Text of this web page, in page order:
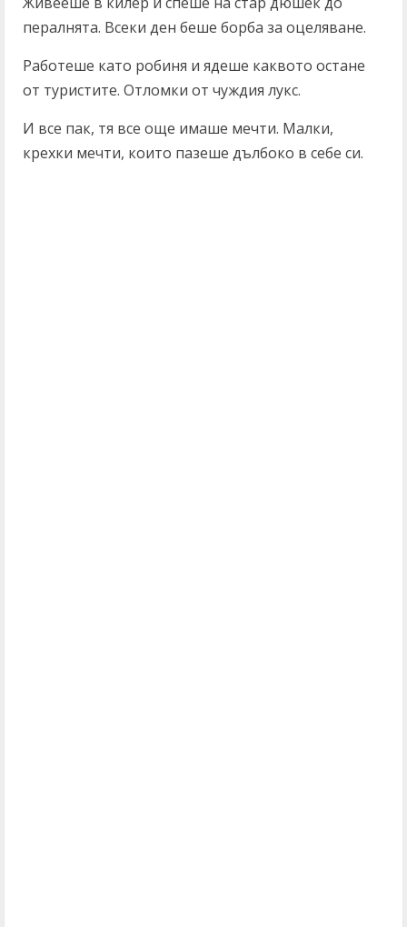
пералнята. Всеки ден беше борба за оцеляване.
Работеше като робиня и ядеше каквото остане
от туристите. Отломки от чуждия лукс.
И все пак, тя все още имаше мечти. Малки,
крехки мечти, които пазеше дълбоко в себе си.